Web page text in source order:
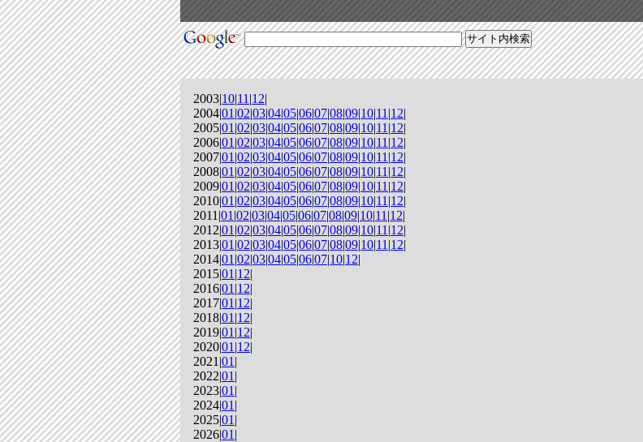
2003|10|11 |12|
2004|01 |02|03|04|05|06|07|08|09|10|11 |12|
2005|01 |02|03|04|05|06|07|08|09|10|11 |12|
2006|01 |02|03|04|05|06|07|08|09|10|11 |12|
2007|01 |02|03|04|05|06|07|08|09|10|11 |12|
2008|01 |02|03|04|05|06|07|08|09|10|11 |12|
2009|01 |02|03|04|05|06|07|08|09|10|11 |12|
2010|01 |02|03|04|05|06|07|08|09|10|11 |12|
2011|01 |02|03|04|05|06|07|08|09|10|11 |12|
2012|01 |02|03|04|05|06|07|08|09|10|11 |12|
2013|01 |02|03|04|05|06|07|08|09|10|11 |12|
2014|01 |02|03|04|05|06|07|10|12|
2015|01 |12|
2016|01 |12|
2017|01 |12|
2018|01 |12|
2019|01 |12|
2020|01 |12|
2021|01 |
2022|01 |
2023|01 |
2024|01 |
2025|01 |
2026|01 |